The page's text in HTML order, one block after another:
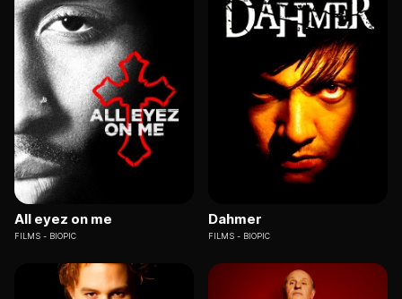
All eyez on me
FILMS BIOPIC
Dahmer
FILMS BIOPIC